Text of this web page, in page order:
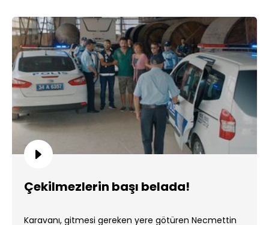
Çekilmezlerin başı belada!
Karavanı, gitmesi gereken yere götüren Necmettin